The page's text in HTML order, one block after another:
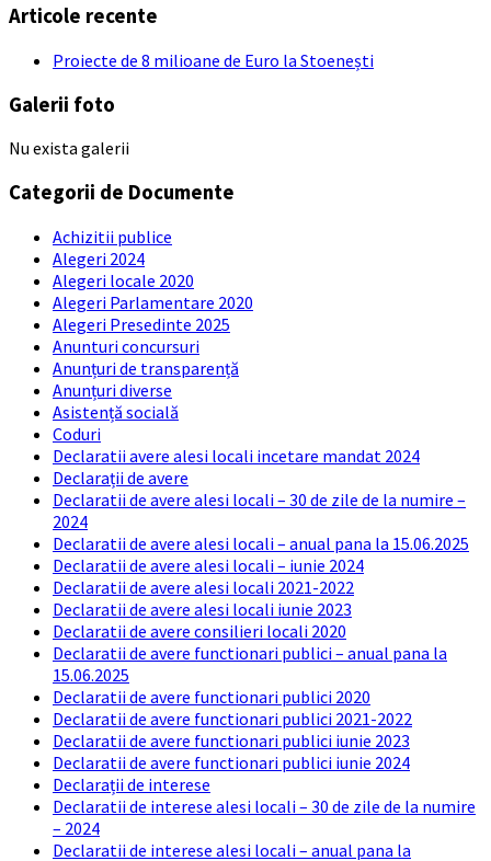
Articole recente
Proiecte de 8 milioane de Euro la Stoenești
Galerii foto
Nu exista galerii
Categorii de Documente
Achizitii publice
Alegeri 2024
Alegeri locale 2020
Alegeri Parlamentare 2020
Alegeri Presedinte 2025
Anunturi concursuri
Anunțuri de transparență
Anunțuri diverse
Asistență socială
Coduri
Declaratii avere alesi locali incetare mandat 2024
Declarații de avere
Declaratii de avere alesi locali – 30 de zile de la numire –
2024
Declaratii de avere alesi locali – anual pana la 15.06.2025
Declaratii de avere alesi locali – iunie 2024
Declaratii de avere alesi locali 2021-2022
Declaratii de avere alesi locali iunie 2023
Declaratii de avere consilieri locali 2020
Declaratii de avere functionari publici – anual pana la
15.06.2025
Declaratii de avere functionari publici 2020
Declaratii de avere functionari publici 2021-2022
Declaratii de avere functionari publici iunie 2023
Declaratii de avere functionari publici iunie 2024
Declarații de interese
Declaratii de interese alesi locali – 30 de zile de la numire
– 2024
Declaratii de interese alesi locali – anual pana la